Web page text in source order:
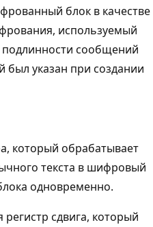
блок в качестве
используемый
подлинности сообщений
был указан при создании
который обрабатывает
текста в шифровый
одновременно.
сдвига, который